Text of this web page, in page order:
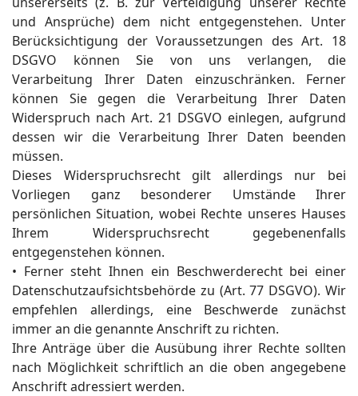
und Ansprüche) dem nicht entgegenstehen. Unter
Berücksichtigung der Voraussetzungen des Art. 18
DSGVO können Sie von uns verlangen, die
Verarbeitung Ihrer Daten einzuschränken. Ferner
können Sie gegen die Verarbeitung Ihrer Daten
Widerspruch nach Art. 21 DSGVO einlegen, aufgrund
dessen wir die Verarbeitung Ihrer Daten beenden
müssen.
Dieses Widerspruchsrecht gilt allerdings nur bei
Vorliegen ganz besonderer Umstände Ihrer
persönlichen Situation, wobei Rechte unseres Hauses
Ihrem Widerspruchsrecht gegebenenfalls
entgegenstehen können.
• Ferner steht Ihnen ein Beschwerderecht bei einer
Datenschutzaufsichtsbehörde zu (Art. 77 DSGVO). Wir
empfehlen allerdings, eine Beschwerde zunächst
immer an die genannte Anschrift zu richten.
Ihre Anträge über die Ausübung ihrer Rechte sollten
nach Möglichkeit schriftlich an die oben angegebene
Anschrift adressiert werden.